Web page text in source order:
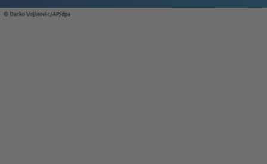
Darko Vojinovic/AP/dpa